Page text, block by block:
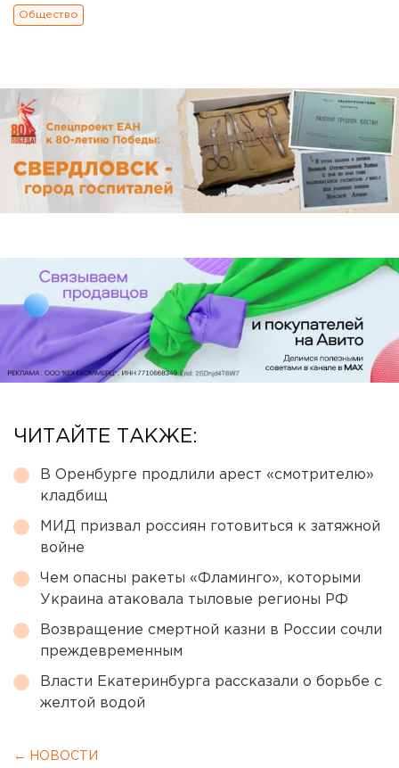
Общество
ЧИТАЙТЕ ТАКЖЕ:
В Оренбурге продлили арест «смотрителю»
кладбищ
МИД призвал россиян готовиться к затяжной
войне
Чем опасны ракеты «Фламинго», которыми
Украина атаковала тыловые регионы РФ
Возвращение смертной казни в России сочли
преждевременным
Власти Екатеринбурга рассказали о борьбе с
желтой водой
← НОВОСТИ